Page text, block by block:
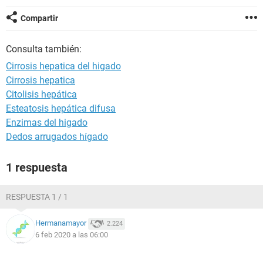
Compartir
Consulta también:
Cirrosis hepatica del higado
Cirrosis hepatica
Citolisis hepática
Esteatosis hepática difusa
Enzimas del higado
Dedos arrugados hígado
1 respuesta
RESPUESTA 1 / 1
Hermanamayor 2.224
6 feb 2020 a las 06:00